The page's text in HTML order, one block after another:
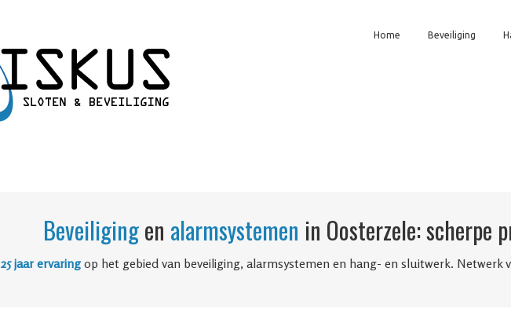
Home Beveiliging
Beveiligingen alarmsystemen in Oosterzele: scherpe
25 jaar ervaringop het gebied van beveiliging, alarmsystemen en hang- en sluitwerk. Netwerk